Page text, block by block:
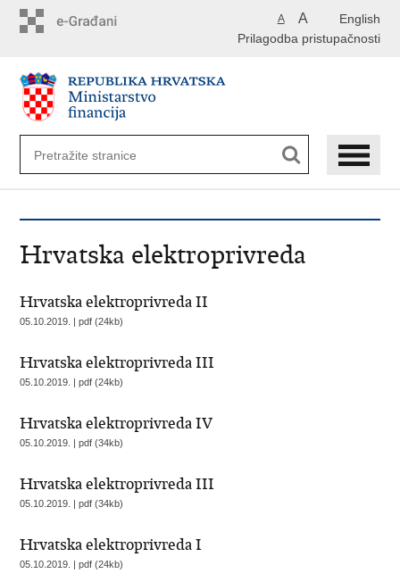
English
A A
Prilagodba pristupačnosti
Hrvatska elektroprivreda
Hrvatska elektroprivreda II
05.10.2019. | pdf (24kb)
Hrvatska elektroprivreda III
05.10.2019. | pdf (24kb)
Hrvatska elektroprivreda IV
05.10.2019. | pdf (34kb)
Hrvatska elektroprivreda III
05.10.2019. | pdf (34kb)
Hrvatska elektroprivreda I
05.10.2019. | pdf (24kb)